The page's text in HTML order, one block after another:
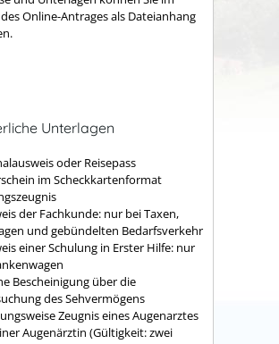
Online-Antrages als Dateianhang
Unterlagen
oder Reisepass
im Scheckkartenformat
der Fachkunde: nur bei Taxen,
und gebündelten Bedarfsverkehr
einer Schulung in Erster Hilfe: nur
Bescheinigung über die
des Sehvermögens
Zeugnis eines Augenarztes
Augenärztin (Gültigkeit: zwei